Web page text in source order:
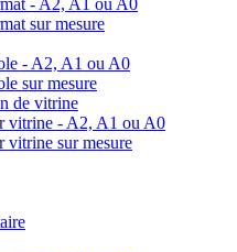
- A2, A1 ou A0
sur mesure
- A2, A1 ou A0
sur mesure
de vitrine
vitrine - A2, A1 ou A0
vitrine sur mesure